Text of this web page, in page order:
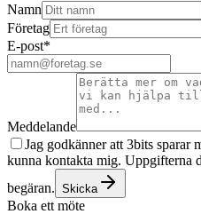
Namn
Företag
E-post*
Meddelande
Jag godkänner att 3bits sparar
kunna kontakta mig. Uppgifterna
begäran. Skicka
Boka ett möte